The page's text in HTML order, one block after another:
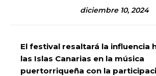
diciembre 10, 2024
El festival resaltará la influencia
las Islas Canarias en la música
puertorriqueña con la